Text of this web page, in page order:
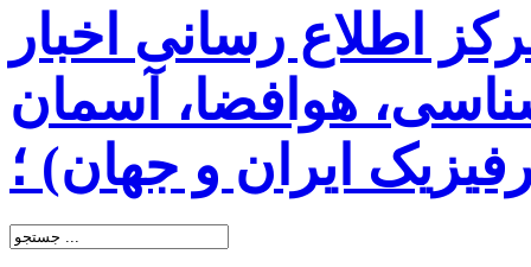
اطلاع رسانی اخبار
هوافضا، آسمان
ایران و جهان) ؛